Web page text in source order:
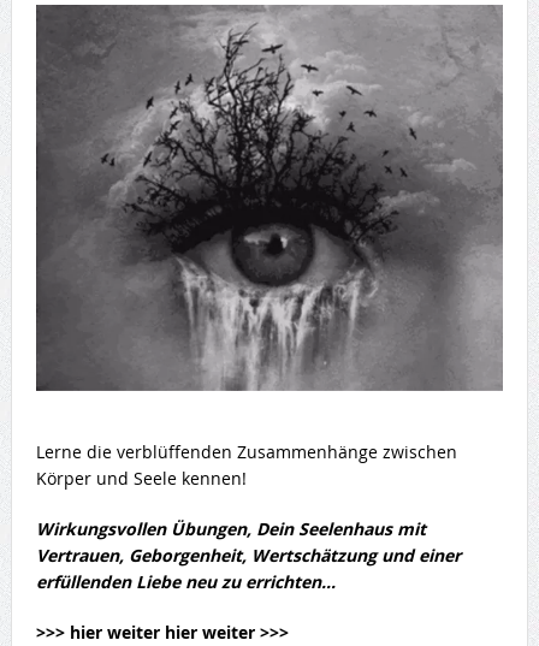
Lerne die verblüffenden Zusammenhänge zwischen
Körper und Seele kennen!
Wirkungsvollen Übungen, Dein Seelenhaus mit
Vertrauen, Geborgenheit, Wertschätzung und einer
erfüllenden Liebe neu zu errichten…
>>> hier weiter hier weiter >>>